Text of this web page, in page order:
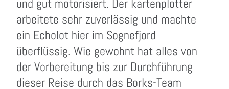
und gut motorisiert. Der kartenplotter
arbeitete sehr zuverlässig und machte
ein Echolot hier im Sognefjord
überflüssig. Wie gewohnt hat alles von
der Vorbereitung bis zur Durchführung
dieser Reise durch das Borks-Team